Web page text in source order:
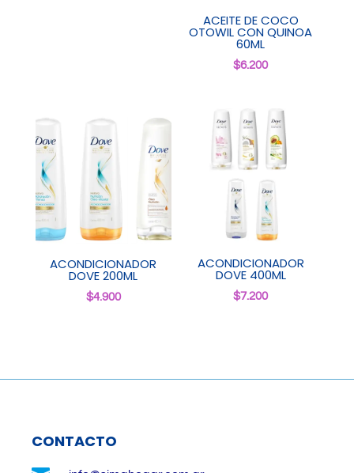
ACEITE DE COCO
OTOWIL CON QUINOA
60ML
$6.200
ACONDICIONADOR
DOVE 200ML
$4.900
ACONDICIONADOR
DOVE 400ML
$7.200
CONTACTO